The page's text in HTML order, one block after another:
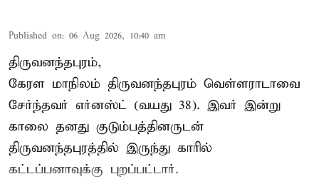
Published on: 06 Aug 2026, 10:40 am
திருவனந்தபுரம்,
கேரள மாநிலம் திருவனந்தபுரம் வெள்ளராடாவை
சேர்ந்தவர் எர்னஸ்ட் (வயது 38). இவர் இன்று
காலை தனது குடும்பத்தினருடன்
திருவனந்தபுரத்தில் இருந்து காரில்
கட்டப்பனாவுக்கு புறப்பட்டார்.